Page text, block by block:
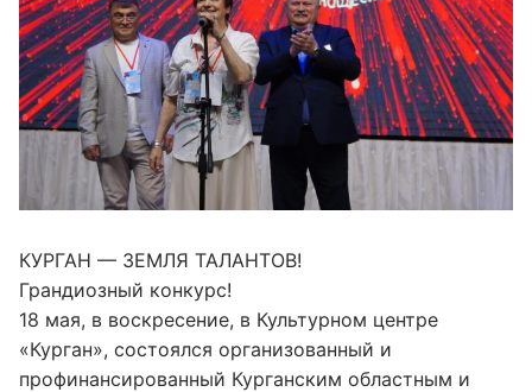
КУРГАН — ЗЕМЛЯ ТАЛАНТОВ!
Грандиозный конкурс!
18 мая, в воскресение, в Культурном центре
«Курган», состоялся организованный и
профинансированный Курганским областным и